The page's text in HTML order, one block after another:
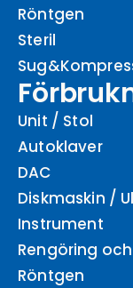
Röntgen
Steril
Unit / Stol
Autoklaver
DAC
Diskmaskin /
Instrument
Rengöring
Röntgen